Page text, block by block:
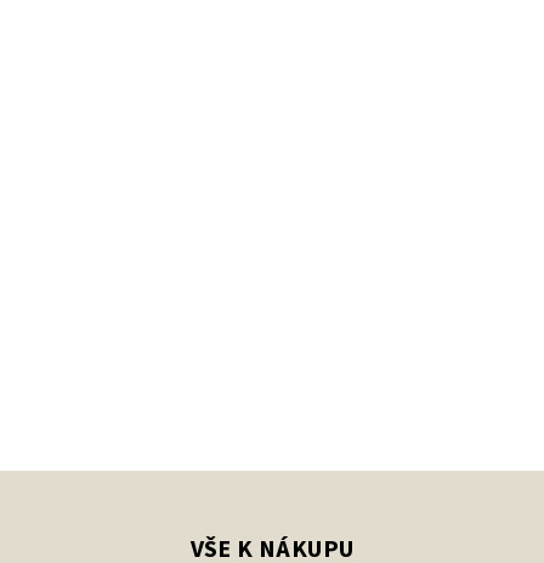
VŠE K NÁKUPU